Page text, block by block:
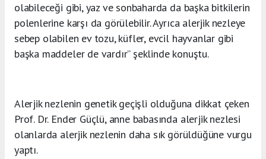
olabileceği gibi, yaz ve sonbaharda da başka bitkilerin
polenlerine karşı da görülebilir. Ayrıca alerjik nezleye
sebep olabilen ev tozu, küfler, evcil hayvanlar gibi
başka maddeler de vardır” şeklinde konuştu.
Alerjik nezlenin genetik geçişli olduğuna dikkat çeken
Prof. Dr. Ender Güçlü, anne babasında alerjik nezlesi
olanlarda alerjik nezlenin daha sık görüldüğüne vurgu
yaptı.